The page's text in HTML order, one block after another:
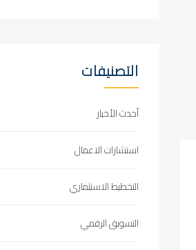
التصنيفات
أحدث الأخبار
استشارات الاعمال
التخطيط الاستثماري
التسويق الرقمي